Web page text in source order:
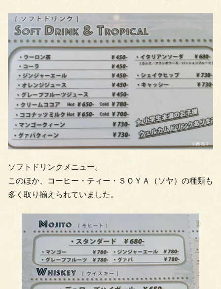
ソフトドリンクメニュー。
このほか、コーヒー・ティー・ＳＯＹＡ（ソヤ）の種類も
多く取り揃えられていました。